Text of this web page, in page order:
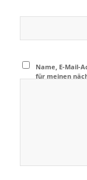
Name, E-Mail-
für meinen